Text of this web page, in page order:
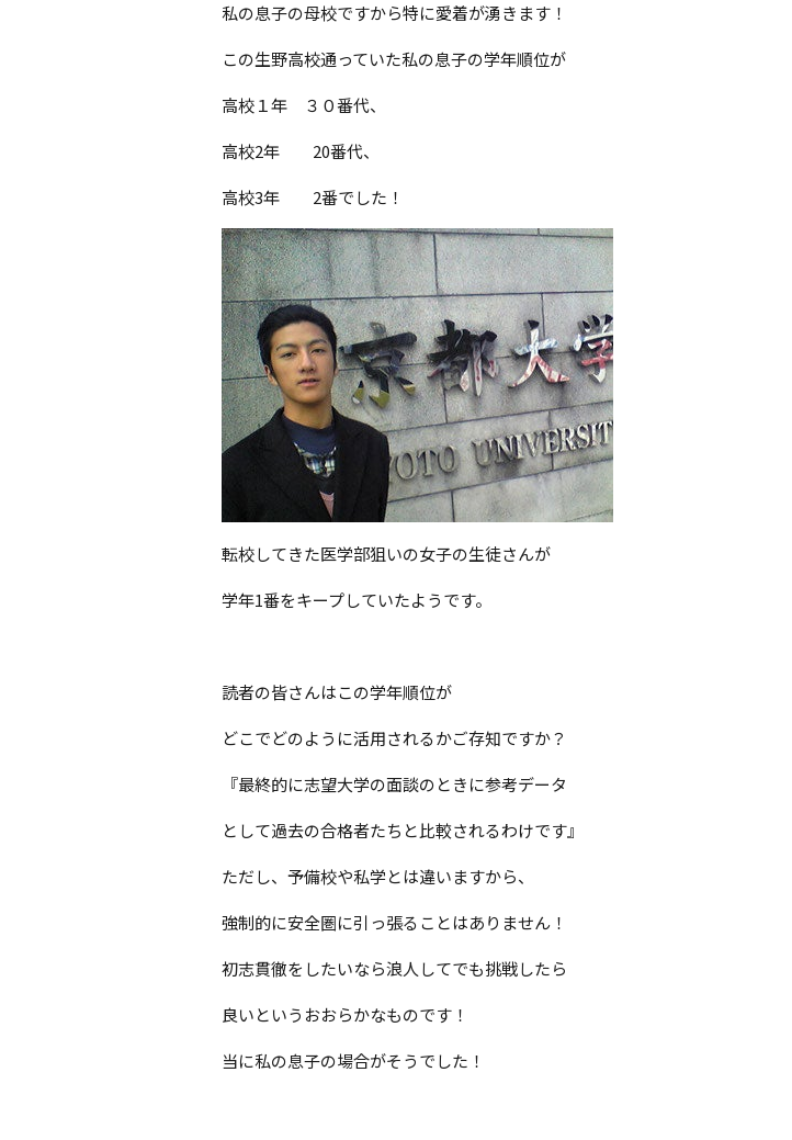
私の息子の母校ですから特に愛着が湧きます！
この生野高校通っていた私の息子の学年順位が
高校１年 ３０番代、
高校2年 20番代、
高校3年 2番でした！
転校してきた医学部狙いの女子の生徒さんが
学年1番をキープしていたようです。
読者の皆さんはこの学年順位が
どこでどのように活用されるかご存知ですか？
『最終的に志望大学の面談のときに参考データ
として過去の合格者たちと比較されるわけです』
ただし、予備校や私学とは違いますから、
強制的に安全圏に引っ張ることはありません！
初志貫徹をしたいなら浪人してでも挑戦したら
良いというおおらかなものです！
当に私の息子の場合がそうでした！